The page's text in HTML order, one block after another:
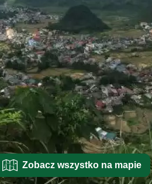
Zobacz wszystko na mapie